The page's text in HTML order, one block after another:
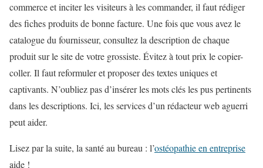
commerce et inciter les visiteurs à les commander, il faut rédiger
des fiches produits de bonne facture. Une fois que vous avez le
catalogue du fournisseur, consultez la description de chaque
produit sur le site de votre grossiste. Évitez à tout prix le copier-
coller. Il faut reformuler et proposer des textes uniques et
captivants. N’oubliez pas d’insérer les mots clés les pus pertinents
dans les descriptions. Ici, les services d’un rédacteur web aguerri
peut aider.
Lisez par la suite, la santé au bureau : l’ostéopathie en entreprise
aide !